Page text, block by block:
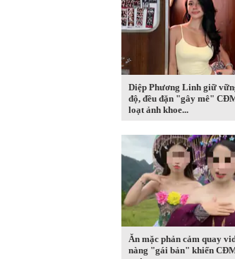
Diệp Phương Linh giữ
độ, đều đặn "gây mê"
loạt ảnh khoe...
Ăn mặc phản cảm quay
nàng "gái bản" khiến